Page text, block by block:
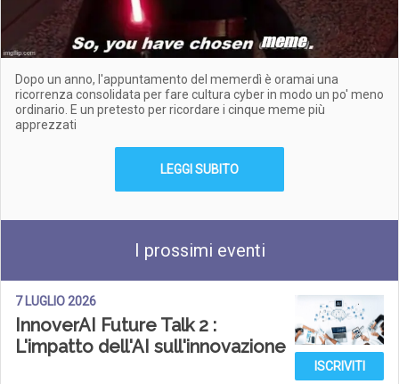
Dopo un anno, l'appuntamento del memerdì è oramai una
ricorrenza consolidata per fare cultura cyber in modo un po' meno
ordinario. E un pretesto per ricordare i cinque meme più
apprezzati
LEGGI SUBITO
I prossimi eventi
7 LUGLIO 2026
InnoverAI Future Talk 2 :
L'impatto dell'AI sull'innovazione
ISCRIVITI